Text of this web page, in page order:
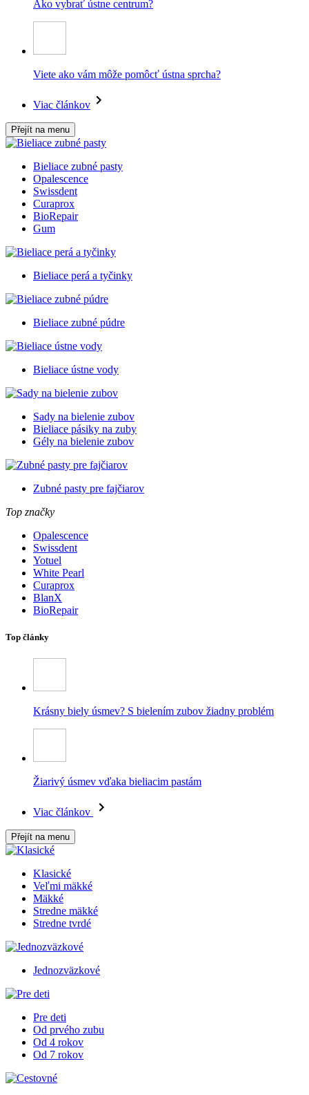
Ako vybrať ústne centrum?
Viete ako vám môže pomôcť ústna sprcha?
Viac článkov
Přejít na menu
Bieliace zubné pasty
Opalescence
Swissdent
Curaprox
BioRepair
Gum
Bieliace perá a tyčinky
Bieliace zubné púdre
Bieliace ústne vody
Sady na bielenie zubov
Bieliace pásiky na zuby
Gély na bielenie zubov
Zubné pasty pre fajčiarov
Top značky
Opalescence
Swissdent
Yotuel
White Pearl
Curaprox
BlanX
BioRepair
Top články
Krásny biely úsmev? S bielením zubov žiadny problém
Žiarivý úsmev vďaka bieliacim pastám
Viac článkov
Přejít na menu
Klasické
Veľmi mäkké
Mäkké
Stredne mäkké
Stredne tvrdé
Jednozväzkové
Pre deti
Od prvého zubu
Od 4 rokov
Od 7 rokov